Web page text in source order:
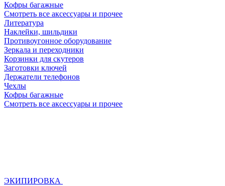
Кофры багажные
Смотреть все аксессуары и прочее
Литература
Наклейки, шильдики
Противоугонное оборудование
Зеркала и переходники
Корзинки для скутеров
Заготовки ключей
Держатели телефонов
Чехлы
Кофры багажные
Смотреть все аксессуары и прочее
ЭКИПИРОВКА